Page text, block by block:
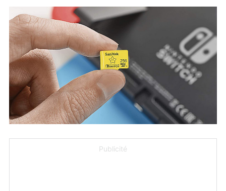
Publicité